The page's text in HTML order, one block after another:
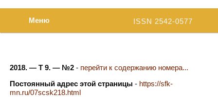
ISSN 2542-0577
Меню
2018. — Т 9. — №2 - перейти к содержанию номера...
Постоянный адрес этой страницы - https://sfk-
mn.ru/07scsk218.html